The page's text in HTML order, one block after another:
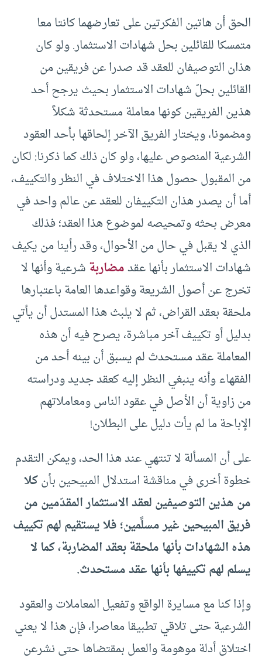
الحق أن هاتين الفكرتين على تعارضهما كانتا معا
متمسكا للقائلين بحل شهادات الاستثمار. ولو كان
هذان التوصيفان للعقد قد صدرا عن فريقين من
القائلين بحلّ شهادات الاستثمار بحيث يرجح أحد
هذين الفريقين كونها معاملة مستحدثة شكلاً
ومضمونا، ويختار الفريق الآخر إلحاقها بأحد العقود
الشرعية المنصوص عليها، ولو كان ذلك كما ذكرنا: لكان
من المقبول حصول هذا الاختلاف في النظر والتكييف،
أما أن يصدر هذان التكييفان للعقد عن عالم واحد في
معرض بحثه وتمحيصه لموضوع هذا العقد؛ فذلك
الذي لا يقبل في حال من الأحوال، وقد رأينا من يكيف
شهادات الاستثمار بأنها عقدمضاربةشرعية وأنها لا
تخرج عن أصول الشريعة وقواعدها العامة باعتبارها
ملحقة بعقد القراض، ثم لا يلبث هذا المستدل أن يأتي
بدليل أو تكييف آخر مباشرة، يصرح فيه أن هذه
المعاملة عقد مستحدث لم يسبق أن بينه أحد من
الفقهاء وأنه ينبغي النظر إليه كعقد جديد ودراسته
من زاوية أن الأصل في عقود الناس ومعاملاتهم
الإباحة ما لم يأت دليل على البطلان!
على أن المسألة لا تنتهي عند هذا الحد، ويمكن التقدم
خطوة أخرى في مناقشة استدلال المبيحين بأنكلا
من هذين التوصيفين لعقد الاستثمار المقدّمين من
فريق المبيحين غير مسلَّمين؛ فلا يستقيم لهم تكييف
هذه الشهادات بأنها ملحقة بعقد المضاربة، كما لا
يسلم لهم تكييفها بأنها عقد مستحدث.
وإذا كنا مع مسايرة الواقع وتفعيل المعاملات والعقود
الشرعية حتى تلاقي تطبيقا معاصرا، فإن هذا لا يعني
اختلاق أدلة موهومة والعمل بمقتضاها حتى نشرعن